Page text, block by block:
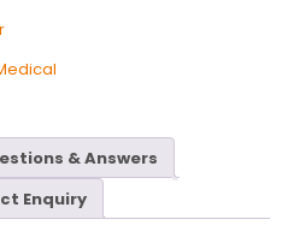
& Answers
Enquiry